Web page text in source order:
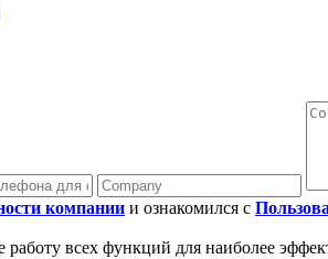
компании и ознакомился с
всех функций для наиболее